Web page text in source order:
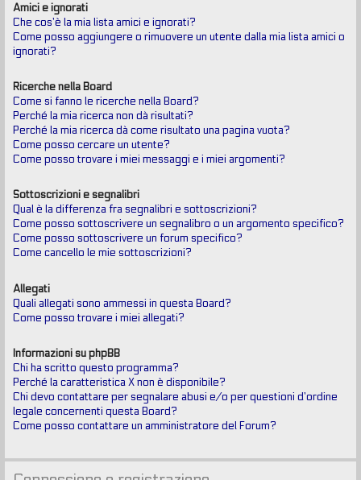
Amici e ignorati
Che cos’è la mia lista amici e ignorati?
Come posso aggiungere o rimuovere un utente dalla mia lista amici o
ignorati?
Ricerche nella Board
Come si fanno le ricerche nella Board?
Perché la mia ricerca non dà risultati?
Perché la mia ricerca dà come risultato una pagina vuota?
Come posso cercare un utente?
Come posso trovare i miei messaggi e i miei argomenti?
Sottoscrizioni e segnalibri
Qual è la differenza fra segnalibri e sottoscrizioni?
Come posso sottoscrivere un segnalibro o un argomento specifico?
Come posso sottoscrivere un forum specifico?
Come cancello le mie sottoscrizioni?
Allegati
Quali allegati sono ammessi in questa Board?
Come posso trovare i miei allegati?
Informazioni su phpBB
Chi ha scritto questo programma?
Perché la caratteristica X non è disponibile?
Chi devo contattare per segnalare abusi e/o per questioni d’ordine
legale concernenti questa Board?
Come posso contattare un amministratore del Forum?